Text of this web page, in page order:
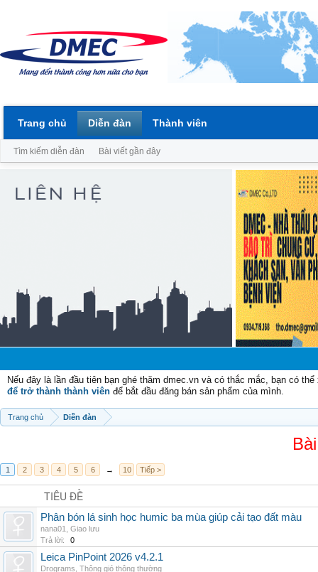
Nếu đây là lần đầu tiên bạn ghé thăm dmec.vn và có thắc mắc, bạn có
để trở thành thành viên để bắt đầu đăng bán sản phẩm của mình.
Trang chủ Diễn đàn
1 2 3 4 5 6 → 10 Tiếp >
TIÊU ĐỀ
Phân bón lá sinh học humic ba mùa giúp cải tạo đất màu
nana01
Giao lưu
Trả lời:
0
Leica PinPoint 2026 v4.2.1
Drograms Thông gió thông thường
Trang chủ Diễn đàn
Tìm kiếm diễn đàn Bài viết gần đây
Thành viên